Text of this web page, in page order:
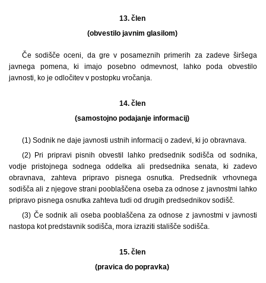
13. člen
(obvestilo javnim glasilom)
Če sodišče oceni, da gre v posameznih primerih za zadeve širšega
javnega pomena, ki imajo posebno odmevnost, lahko poda obvestilo
javnosti, ko je odločitev v postopku vročanja.
14. člen
(samostojno podajanje informacij)
(1) Sodnik ne daje javnosti ustnih informacij o zadevi, ki jo obravnava.
(2) Pri pripravi pisnih obvestil lahko predsednik sodišča od sodnika,
vodje pristojnega sodnega oddelka ali predsednika senata, ki zadevo
obravnava, zahteva pripravo pisnega osnutka. Predsednik vrhovnega
sodišča ali z njegove strani pooblaščena oseba za odnose z javnostmi lahko
pripravo pisnega osnutka zahteva tudi od drugih predsednikov sodišč.
(3) Če sodnik ali oseba pooblaščena za odnose z javnostmi v javnosti
nastopa kot predstavnik sodišča, mora izraziti stališče sodišča.
15. člen
(pravica do popravka)